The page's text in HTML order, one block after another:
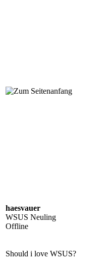
haesvauer
WSUS Neuling
Offline
Should i love WSUS?